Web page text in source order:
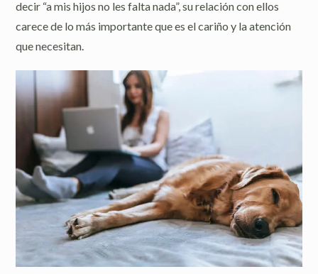
decir “a mis hijos no les falta nada”, su relación con ellos
carece de lo más importante que es el cariño y la atención
que necesitan.